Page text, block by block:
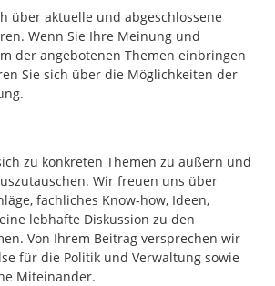
über aktuelle und abgeschlossene
Wenn Sie Ihre Meinung und
der angebotenen Themen einbringen
Sie sich über die Möglichkeiten der
zu konkreten Themen zu äußern und
Wir freuen uns über
fachliches Know-how, Ideen,
lebhafte Diskussion zu den
Von Ihrem Beitrag versprechen wir
für die Politik und Verwaltung sowie
Miteinander.